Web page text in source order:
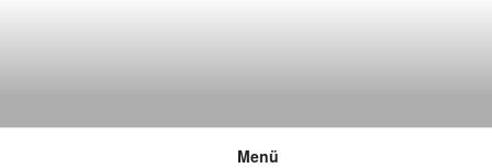
DEUTSCHE UMWELTSTIFTUNG
Menü